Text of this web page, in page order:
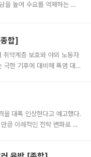
을 높여 수요를 억제하는 카
합]
약계층 보호와 야외 노동자
극한 기후에 대비해 폭염 대응
을 대폭 인상한다고 예고했다.
큼 이례적인 전략 변화로 평